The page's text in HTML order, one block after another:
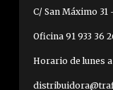
C/ San Máximo 31
Oficina 91 933 36
Horario de lunes a